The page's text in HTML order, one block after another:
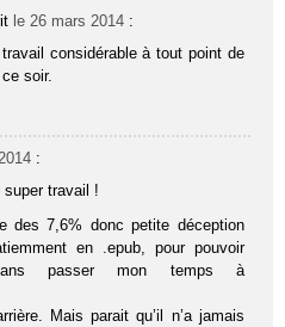
le 26 mars 2014 :
considérable à tout point de
soir.
:
super travail !
des 7,6% donc petite déception
en .epub, pour pouvoir
passer mon temps à
Mais parait qu’il n’a jamais